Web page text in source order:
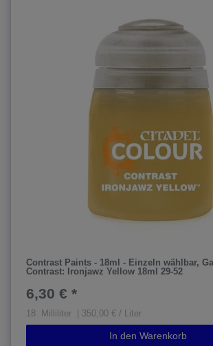
Contrast Paints - 18ml - Einzeln wählbar,
Contrast: Ironjawz Yellow 18ml 29-52
6,30 € *
18 Milliliter | 350,00 € / Liter
In den Warenkorb